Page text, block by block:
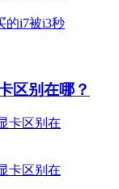
区别在哪？